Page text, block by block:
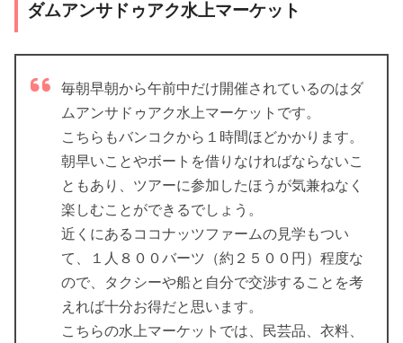
ダムアンサドゥアク水上マーケット
毎朝早朝から午前中だけ開催されているのはダ
ムアンサドゥアク水上マーケットです。
こちらもバンコクから１時間ほどかかります。
朝早いことやボートを借りなければならないこ
ともあり、ツアーに参加したほうが気兼ねなく
楽しむことができるでしょう。
近くにあるココナッツファームの見学もつい
て、１人８００バーツ（約２５００円）程度な
ので、タクシーや船と自分で交渉することを考
えれば十分お得だと思います。
こちらの水上マーケットでは、民芸品、衣料、